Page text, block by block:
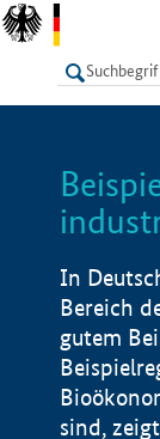
LISTE
In
Bereich
gutem
sind,